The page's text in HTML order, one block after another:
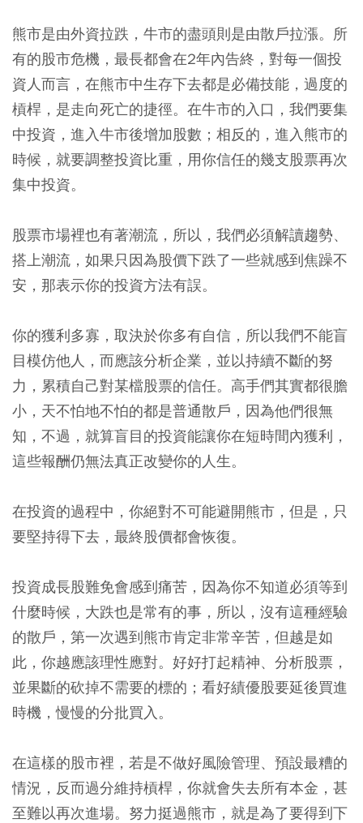
熊市是由外資拉跌，牛市的盡頭則是由散戶拉漲。所
有的股市危機，最長都會在2年內告終，對每一個投
資人而言，在熊市中生存下去都是必備技能，過度的
槓桿，是走向死亡的捷徑。在牛市的入口，我們要集
中投資，進入牛市後增加股數；相反的，進入熊市的
時候，就要調整投資比重，用你信任的幾支股票再次
集中投資。
股票市場裡也有著潮流，所以，我們必須解讀趨勢、
搭上潮流，如果只因為股價下跌了一些就感到焦躁不
安，那表示你的投資方法有誤。
你的獲利多寡，取決於你多有自信，所以我們不能盲
目模仿他人，而應該分析企業，並以持續不斷的努
力，累積自己對某檔股票的信任。高手們其實都很膽
小，天不怕地不怕的都是普通散戶，因為他們很無
知，不過，就算盲目的投資能讓你在短時間內獲利，
這些報酬仍無法真正改變你的人生。
在投資的過程中，你絕對不可能避開熊市，但是，只
要堅持得下去，最終股價都會恢復。
投資成長股難免會感到痛苦，因為你不知道必須等到
什麼時候，大跌也是常有的事，所以，沒有這種經驗
的散戶，第一次遇到熊市肯定非常辛苦，但越是如
此，你越應該理性應對。好好打起精神、分析股票，
並果斷的砍掉不需要的標的；看好績優股要延後買進
時機，慢慢的分批買入。
在這樣的股市裡，若是不做好風險管理、預設最糟的
情況，反而過分維持槓桿，你就會失去所有本金，甚
至難以再次進場。努力挺過熊市，就是為了要得到下